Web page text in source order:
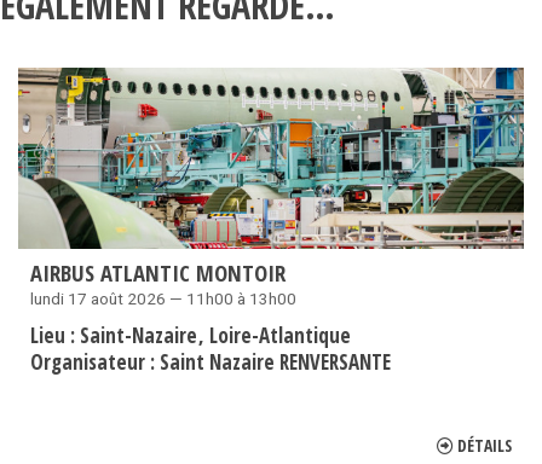
AIRBUS ATLANTIC MONTOIR
lundi 17 août 2026 — 11h00 à 13h00
Lieu : Saint-Nazaire Loire-Atlantique
Organisateur : Saint Nazaire RENVERSANTE
DÉTAILS